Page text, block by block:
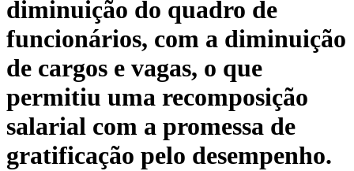
diminuição do quadro de
funcionários, com a diminuição
de cargos e vagas, o que
permitiu uma recomposição
salarial com a promessa de
gratificação pelo desempenho.